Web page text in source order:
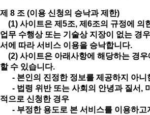
제 8 조 (이용 신청의 승낙과 제한)
(1) 사이트은 제5조, 제6조의 규정에 의
업무 수행상 또는 기술상 지장이 없는 경
서에 따라 서비스 이용을 승낙합니다.
(2) 사이트은 아래사항에 해당하는 경우
할 수 있습니다.
- 본인의 진정한 정보를 제공하지 아니
- 법령 위반 또는 사회의 안녕과 질서,
적으로 신청한 경우
- 부정한 용도로 본 서비스를 이용하고